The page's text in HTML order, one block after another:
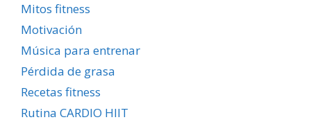
Mitos fitness
Motivación
Música para entrenar
Pérdida de grasa
Recetas fitness
Rutina CARDIO HIIT